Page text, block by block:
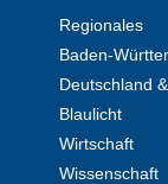
Regionales
Baden-
Deutschland
Blaulicht
Wirtschaft
Wissenschaft